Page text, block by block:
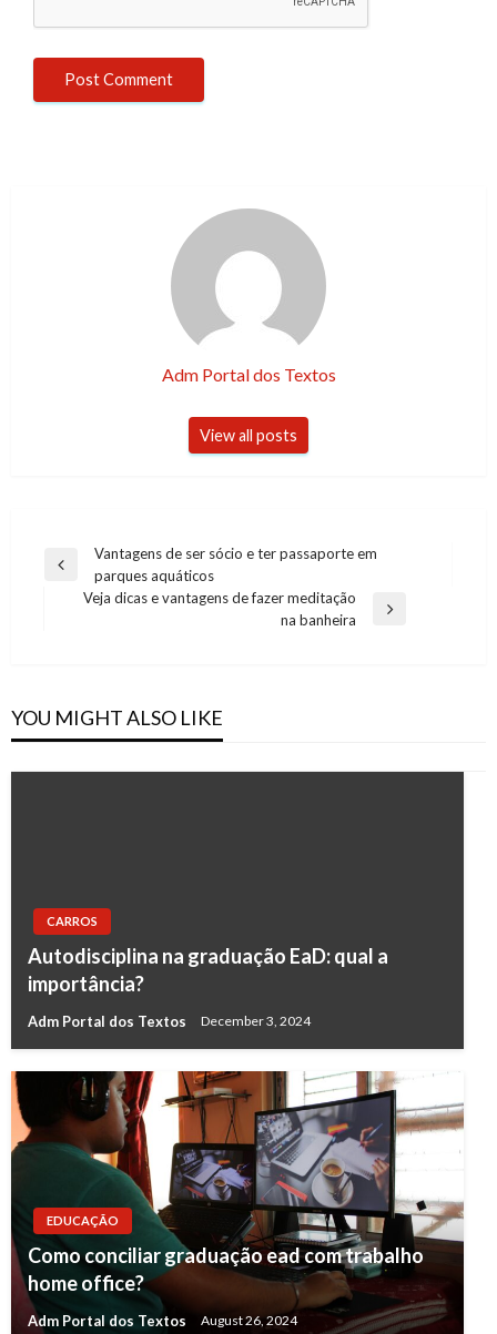
Adm Portal dos Textos
View all posts
Post
navigation
Previous
Vantagens de ser sócio e ter passaporte em
parques aquáticos
Veja dicas e vantagens de fazer meditação
na banheira
YOU MIGHT ALSO LIKE
CARROS
Autodisciplina na graduação EaD: qual a
importância?
Adm Portal dos Textos December 3, 2024
EDUCAÇÃO
Como conciliar graduação ead com trabalho
home office?
Adm Portal dos Textos August 26, 2024